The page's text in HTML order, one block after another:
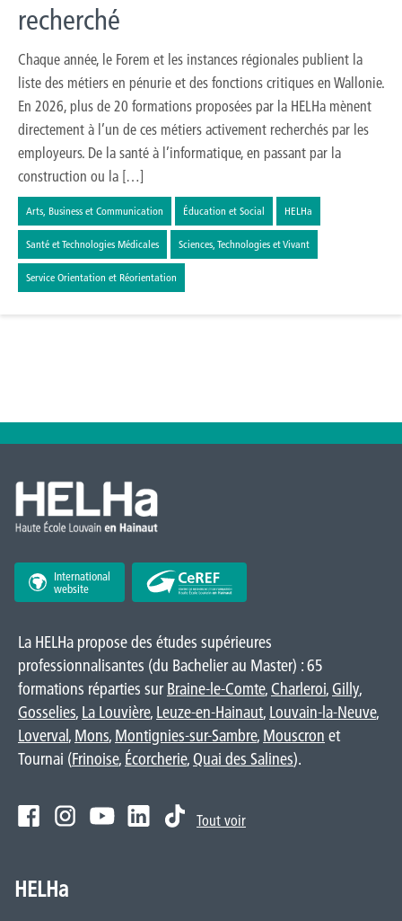
recherché
Chaque année, le Forem et les instances régionales publient la
liste des métiers en pénurie et des fonctions critiques en Wallonie.
En 2026, plus de 20 formations proposées par la HELHa mènent
directement à l’un de ces métiers activement recherchés par les
employeurs. De la santé à l’informatique, en passant par la
construction ou la […]
Arts, Business et Communication Éducation et Social HELHa
Santé et Technologies Médicales Sciences, Technologies et Vivant
Service Orientation et Réorientation
International
website
La HELHa propose des études supérieures
professionnalisantes (du Bachelier au Master) : 65
formations réparties surBraine-le-Comte, Charleroi, Gilly,
Gosselies, La Louvière, Leuze-en-Hainaut, Louvain-la-Neuve,
Loverval, Mons, Montignies-sur-Sambre, Mouscron et
Tournai (Frinoise, Écorcherie, Quai des Salines).
Tout voir
HELHa